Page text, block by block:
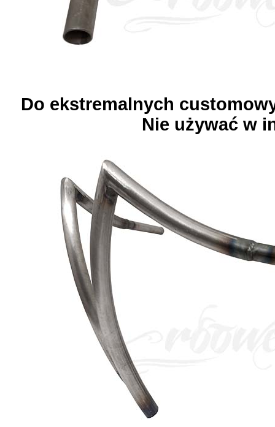
Do ekstremalnych
Nie używać w